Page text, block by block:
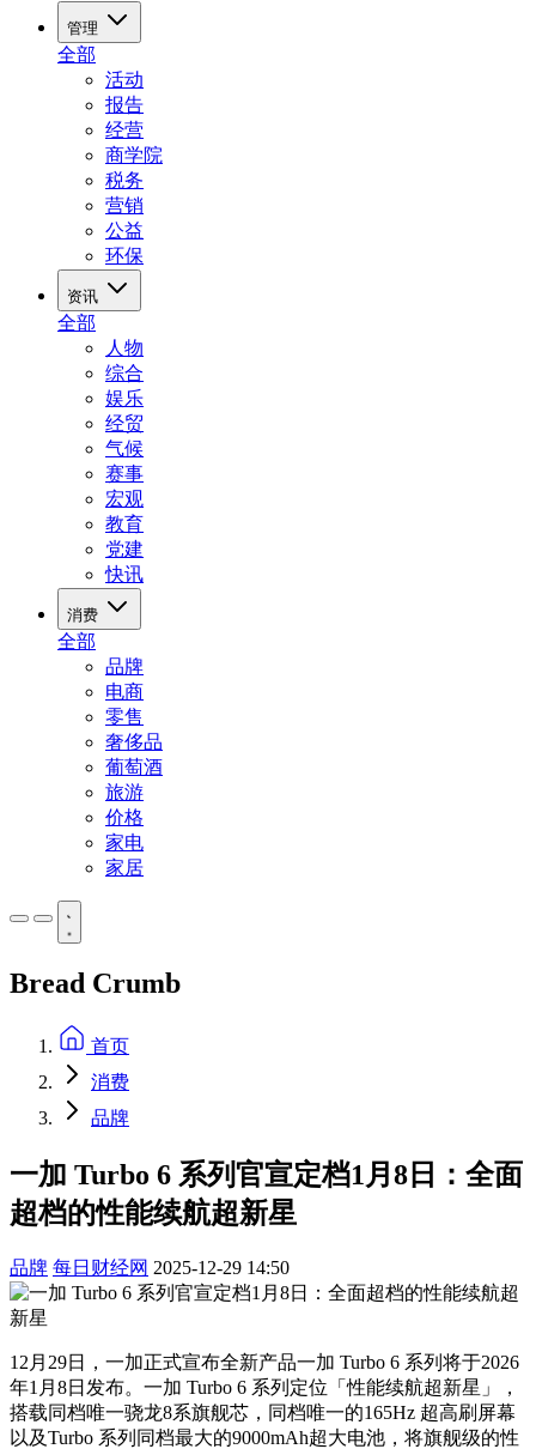
管理
全部
活动
报告
经营
商学院
税务
营销
公益
环保
资讯
全部
人物
综合
娱乐
经贸
气候
赛事
宏观
教育
党建
快讯
消费
全部
品牌
电商
零售
奢侈品
葡萄酒
旅游
价格
家电
家居
Bread Crumb
首页
消费
品牌
一加 Turbo 6 系列官宣定档1月8日：全面
超档的性能续航超新星
品牌 每日财经网 2025-12-29 14:50
12月29日，一加正式宣布全新产品一加 Turbo 6 系列将于2026
年1月8日发布。一加 Turbo 6 系列定位「性能续航超新星」，
搭载同档唯一骁龙8系旗舰芯，同档唯一的165Hz 超高刷屏幕
以及Turbo 系列同档最大的9000mAh超大电池，将旗舰级的性